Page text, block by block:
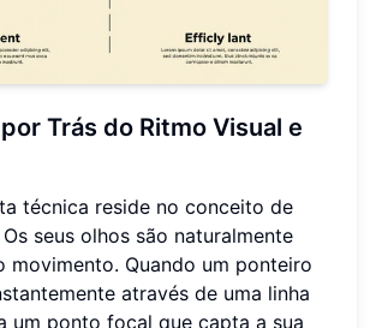
Trás do Ritmo Visual e
técnica reside no conceito de
Os seus olhos são naturalmente
movimento. Quando um ponteiro
através de uma linha
um ponto focal que capta a sua